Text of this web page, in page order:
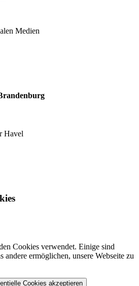
Medien
Havel
Cookies verwendet. Einige sind
andere ermöglichen, unsere Webseite zu
Cookies akzeptieren